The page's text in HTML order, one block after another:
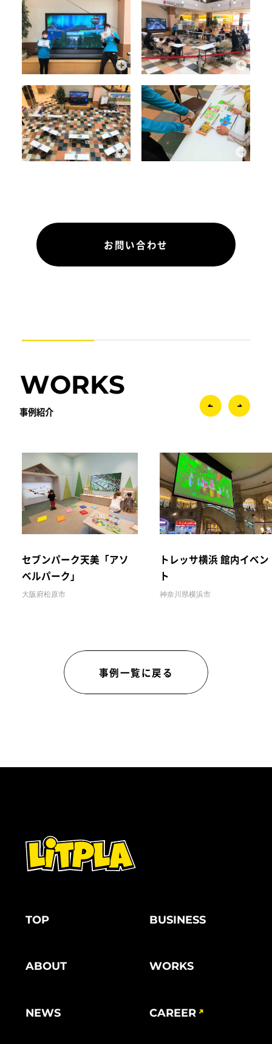
お問い合わせ
WORKS
事例紹介
セブンパーク天美「アソ
ベルパーク」
大阪府松原市
トレッサ横浜 館内イベン
ト
神奈川県横浜市
事例一覧に戻る
TOP BUSINESS
ABOUT WORKS
NEWS CAREER